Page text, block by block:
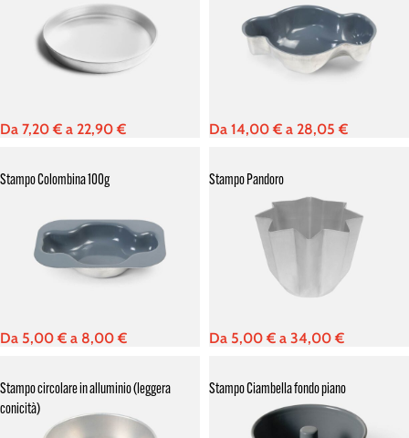
Da 7,20€ a 22,90€ Da 14,00€ a 28,05€
Stampo Colombina 100g
Da 5,00€ a 8,00€
Stampo Pandoro
Da 5,00€ a 34,00€
Stampo circolare in alluminio (leggera
conicità)
Stampo Ciambella fondo piano